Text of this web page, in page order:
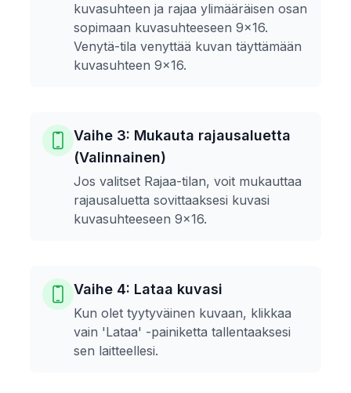
kuvasuhteen ja rajaa ylimääräisen osan
sopimaan kuvasuhteeseen 9x16.
Venytä-tila venyttää kuvan täyttämään
kuvasuhteen 9x16.
Vaihe 3: Mukauta rajausaluetta
(Valinnainen)
Jos valitset Rajaa-tilan, voit mukauttaa
rajausaluetta sovittaaksesi kuvasi
kuvasuhteeseen 9x16.
Vaihe 4: Lataa kuvasi
Kun olet tyytyväinen kuvaan, klikkaa
vain 'Lataa' -painiketta tallentaaksesi
sen laitteellesi.